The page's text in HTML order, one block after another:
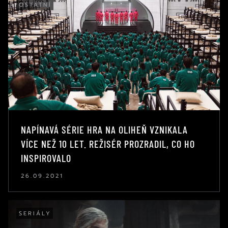
OSTATNÍ
NAPÍNAVÁ SÉRIE HRA NA OLIHEŇ VZNIKALA
VÍCE NEŽ 10 LET. REŽISÉR PROZRADIL, CO HO
INSPIROVALO
26.09.2021
SERIÁLY